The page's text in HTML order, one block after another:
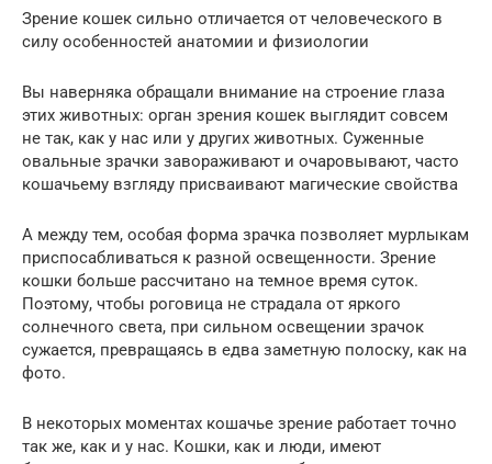
Зрение кошек сильно отличается от человеческого в
силу особенностей анатомии и физиологии
Вы наверняка обращали внимание на строение глаза
этих животных: орган зрения кошек выглядит совсем
не так, как у нас или у других животных. Суженные
овальные зрачки завораживают и очаровывают, часто
кошачьему взгляду присваивают магические свойства
А между тем, особая форма зрачка позволяет мурлыкам
приспосабливаться к разной освещенности. Зрение
кошки больше рассчитано на темное время суток.
Поэтому, чтобы роговица не страдала от яркого
солнечного света, при сильном освещении зрачок
сужается, превращаясь в едва заметную полоску, как на
фото.
В некоторых моментах кошачье зрение работает точно
так же, как и у нас. Кошки, как и люди, имеют